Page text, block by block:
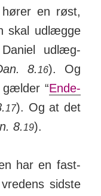
en røst,
skal ud­lægge
ud­læg­
8. 16). Og
“Ende­
17). Og at det
8. 19).
har en fast­
sidste